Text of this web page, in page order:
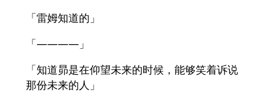
「雷姆知道的」
「————」
「知道昴是在仰望未来的时候，能够笑着诉说
那份未来的人」